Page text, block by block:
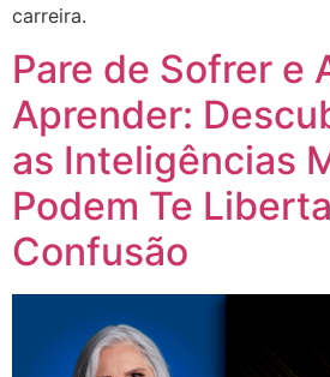
carreira.
Pare de Sofrer e
Aprender:
as Inteligências
Podem Te
Confusão